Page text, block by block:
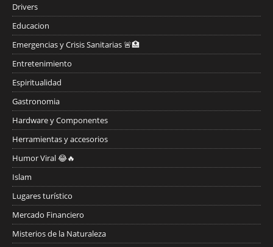
Drivers
Educacion
Emergencias y Crisis Sanitarias 🚨🏥
Entretenimiento
Espiritualidad
Gastronomia
Hardware y Componentes
Herramientas y accesorios
Humor Viral 😂🔥
Islam
Lugares turístico
Mercado Financiero
Misterios de la Naturaleza